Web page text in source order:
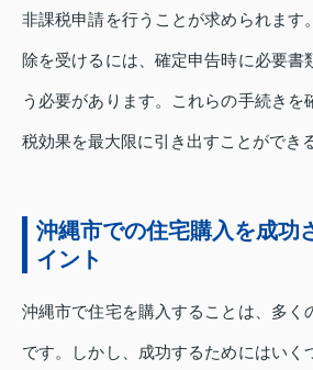
非課税申請を行うことが求められます
除を受けるには、確定申告時に必要書
う必要があります。これらの手続きを
税効果を最大限に引き出すことができ
沖縄市での住宅購入を成功
イント
沖縄市で住宅を購入することは、多く
です。しかし、成功するためにはいく